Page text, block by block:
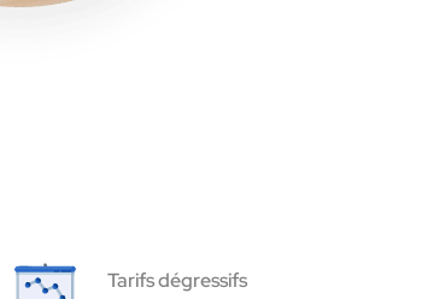
Tarifs dégressifs